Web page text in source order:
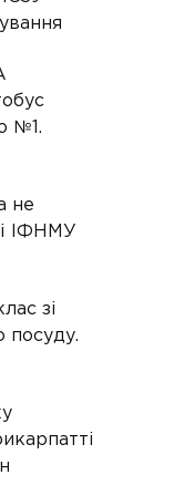
№1.
не
ІФНМУ
зі
посуду.